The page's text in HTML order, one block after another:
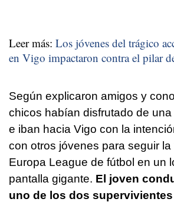
Leer más: Los jóvenes del trágico
en Vigo impactaron contra el pilar
Según explicaron amigos y
chicos habían disfrutado de
e iban hacia Vigo con la
con otros jóvenes para seguir la
Europa League de fútbol en un
pantalla gigante. El joven
uno de los dos